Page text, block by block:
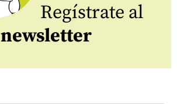
Regístrate al
newsletter